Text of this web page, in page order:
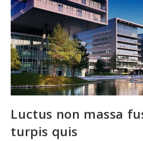
Luctus non massa
turpis quis